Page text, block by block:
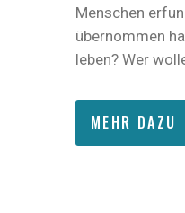
Menschen
übernommen
leben? Wer
MEHR DAZU